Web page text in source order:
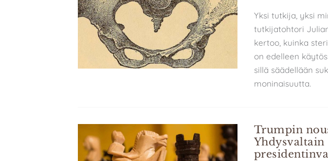
Yksi tutkija, yksi
tutkijatohtori
kertoo, kuinka
on edelleen
sillä säädellään
moninaisuutta.
Trumpin
Yhdysvaltain